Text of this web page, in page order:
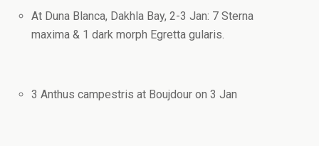
At Duna Blanca, Dakhla Bay, 2-3 Jan: 7 Sterna
maxima & 1 dark morph Egretta gularis.
3 Anthus campestris at Boujdour on 3 Jan